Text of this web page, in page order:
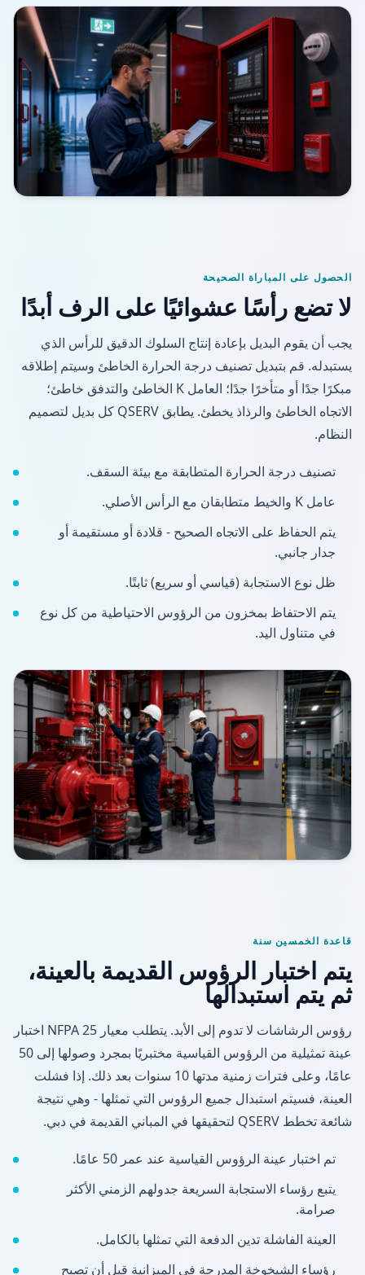
الحصول على المباراة الصحيحة
لا تضع رأسًا عشوائيًا على الرف أبدًا
يجب أن يقوم البديل بإعادة إنتاج السلوك الدقيق للرأس الذي
يستبدله. قم بتبديل تصنيف درجة الحرارة الخاطئ وسيتم إطلاقه
مبكرًا جدًا أو متأخرًا جدًا؛ العامل K الخاطئ والتدفق خاطئ؛
الاتجاه الخاطئ والرذاذ يخطئ. يطابق QSERV كل بديل لتصميم
النظام.
تصنيف درجة الحرارة المتطابقة مع بيئة السقف.
عامل K والخيط متطابقان مع الرأس الأصلي.
يتم الحفاظ على الاتجاه الصحيح - قلادة أو مستقيمة أو
جدار جانبي.
ظل نوع الاستجابة (قياسي أو سريع) ثابتًا.
يتم الاحتفاظ بمخزون من الرؤوس الاحتياطية من كل نوع
في متناول اليد.
قاعدة الخمسين سنة
يتم اختبار الرؤوس القديمة بالعينة،
ثم يتم استبدالها
رؤوس الرشاشات لا تدوم إلى الأبد. يتطلب معيار NFPA 25 اختبار
عينة تمثيلية من الرؤوس القياسية مختبريًا بمجرد وصولها إلى 50
عامًا، وعلى فترات زمنية مدتها 10 سنوات بعد ذلك. إذا فشلت
العينة، فسيتم استبدال جميع الرؤوس التي تمثلها - وهي نتيجة
شائعة تخطط QSERV لتحقيقها في المباني القديمة في دبي.
تم اختبار عينة الرؤوس القياسية عند عمر 50 عامًا.
يتبع رؤساء الاستجابة السريعة جدولهم الزمني الأكثر
صرامة.
العينة الفاشلة تدين الدفعة التي تمثلها بالكامل.
رؤساء الشيخوخة المدرجة في الميزانية قبل أن تصبح